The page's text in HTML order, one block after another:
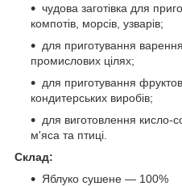
чудова заготівка для
компотів, морсів, узварів;
для приготування
промислових цілях;
для приготування
кондитерських виробів;
для виготовлення кисло-
м'яса та птиці.
Склад:
Яблуко сушене — 100%